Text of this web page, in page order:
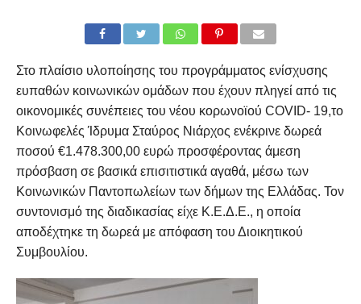
Στο πλαίσιο υλοποίησης του προγράμματος ενίσχυσης
ευπαθών κοινωνικών ομάδων που έχουν πληγεί από τις
οικονομικές συνέπειες του νέου κορωνοϊού COVID- 19,το
Κοινωφελές Ίδρυμα Σταύρος Νιάρχος ενέκρινε δωρεά
ποσού €1.478.300,00 ευρώ προσφέροντας άμεση
πρόσβαση σε βασικά επισιτιστικά αγαθά, μέσω των
Κοινωνικών Παντοπωλείων των δήμων της Ελλάδας. Τον
συντονισμό της διαδικασίας είχε Κ.Ε.Δ.Ε., η οποία
αποδέχτηκε τη δωρεά με απόφαση του Διοικητικού
Συμβουλίου.